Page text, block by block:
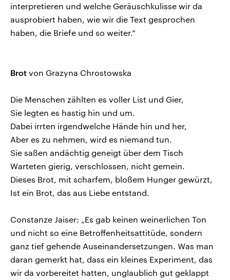
interpretieren und welche Geräuschkulisse wir da
ausprobiert haben, wie wir die Text gesprochen
haben, die Briefe und so weiter.“
Brot von Grazyna Chrostowska
Die Menschen zählten es voller List und Gier,
Sie legten es hastig hin und um.
Dabei irrten irgendwelche Hände hin und her,
Aber es zu nehmen, wird es niemand tun.
Sie saßen andächtig geneigt über dem Tisch
Warteten gierig, verschlossen, nicht gemein.
Dieses Brot, mit scharfem, bloßem Hunger gewürzt,
Ist ein Brot, das aus Liebe entstand.
Constanze Jaiser: „Es gab keinen weinerlichen Ton
und nicht so eine Betroffenheitsattitüde, sondern
ganz tief gehende Auseinandersetzungen. Was man
daran gemerkt hat, dass ein kleines Experiment, das
wir da vorbereitet hatten, unglaublich gut geklappt